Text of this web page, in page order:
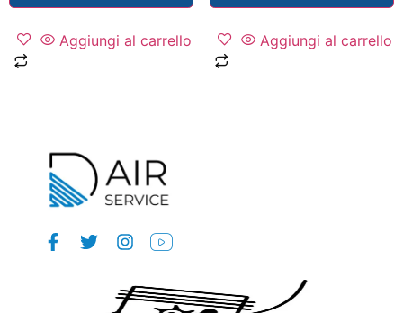
Aggiungi al carrello Aggiungi al carrello